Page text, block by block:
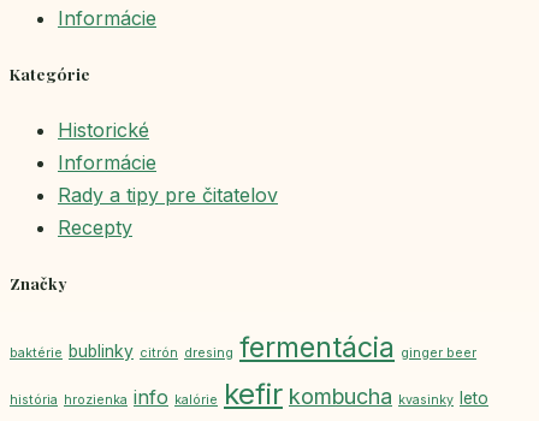
Informácie
Kategórie
Historické
Informácie
Rady a tipy pre čitatelov
Recepty
Značky
baktérie bublinky citrón dresing fermentácia ginger beer
história hrozienka info kalórie kefir kombucha kvasinky leto